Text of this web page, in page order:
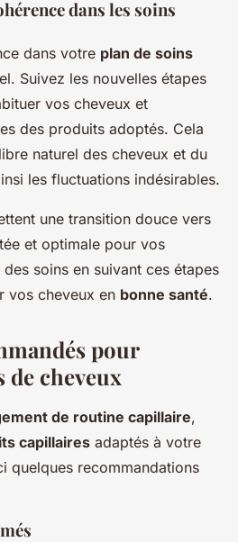
dans les soins
dans votre plan de soins
Suivez les nouvelles étapes
vos cheveux et
des produits adoptés. Cela
naturel des cheveux et du
les fluctuations indésirables.
une transition douce vers
et optimale pour vos
des soins en suivant ces étapes
vos cheveux en bonne santé.
pour
de cheveux
de routine capillaire,
capillaires adaptés à votre
quelques recommandations